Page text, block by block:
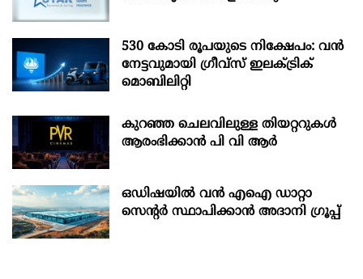
530 കോടി രൂപയുടെ നിക്ഷേപം: വൻ
നേട്ടവുമായി ഗ്രീവ്സ് ഇലക്ട്രിക്
മൊബിലിറ്റി
കുറഞ്ഞ ചെലവിലുള്ള തിയറ്ററുകൾ
ആരംഭിക്കാൻ പി വി ആർ
ഒഡിഷയില്‍ വന്‍ എഐ ഡാറ്റാ
സെന്റര്‍ സ്ഥാപിക്കാന്‍ അദാനി ഗ്രൂപ്പ്